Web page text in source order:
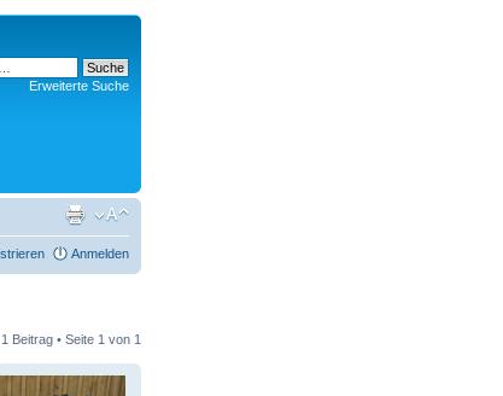
Erweiterte Suche
Anmelden
1 Beitrag • Seite 1 von 1